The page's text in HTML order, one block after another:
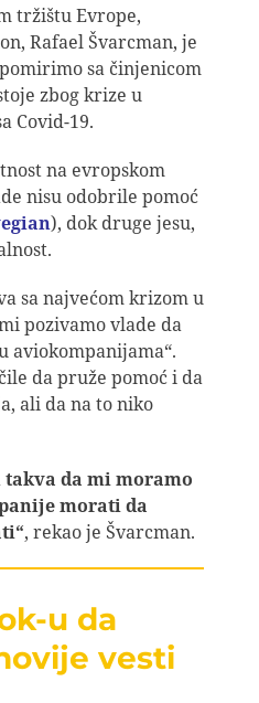
tržištu Evrope,
Rafael Švarcman, je
sa činjenicom
zbog krize u
Covid-19.
na evropskom
nisu odobrile pomoć
), dok druge jesu,
sa najvećom krizom u
pozivamo vlade da
aviokompanijama“.
da pruže pomoć i da
ali da na to niko
takva da mi moramo
morati da
, rekao je Švarcman.
u da
vesti